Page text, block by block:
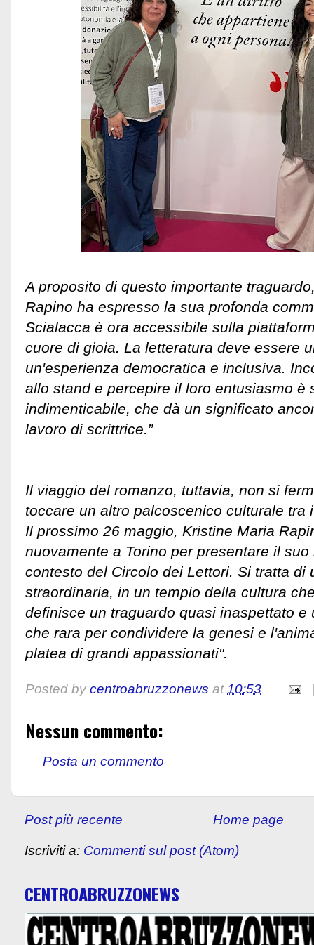
A proposito di questo importante
Rapino ha espresso la sua profonda
Scialacca è ora accessibile sulla
cuore di gioia. La letteratura deve essere
un'esperienza democratica e inclusiva.
allo stand e percepire il loro entusiasmo è
indimenticabile, che dà un significato
lavoro di scrittrice.”
Il viaggio del romanzo, tuttavia, non si
toccare un altro palcoscenico culturale tra
Il prossimo 26 maggio, Kristine Maria
nuovamente a Torino per presentare il
contesto del Circolo dei Lettori. Si tratta di
straordinaria, in un tempio della cultura
definisce un traguardo quasi inaspettato e
che rara per condividere la genesi e
platea di grandi appassionati".
Posted by centroabruzzonews at10:53
Nessun commento:
Posta un commento
Post più recente Home page
Iscriviti a: Commenti sul post (Atom)
CENTROABRUZZONEWS